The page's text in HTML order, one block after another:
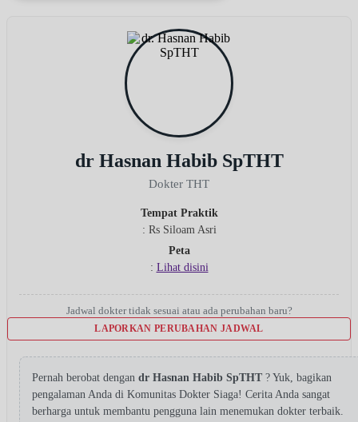
dr Hasnan Habib SpTHT
Dokter THT
Tempat Praktik
: Rs Siloam Asri
Peta
: Lihat disini
Jadwal dokter tidak sesuai atau ada perubahan baru?
LAPORKAN PERUBAHAN JADWAL
Pernah berobat dengan dr Hasnan Habib SpTHT ? Yuk, bagikan
pengalaman Anda di Komunitas Dokter Siaga! Cerita Anda sangat
berharga untuk membantu pengguna lain menemukan dokter terbaik.